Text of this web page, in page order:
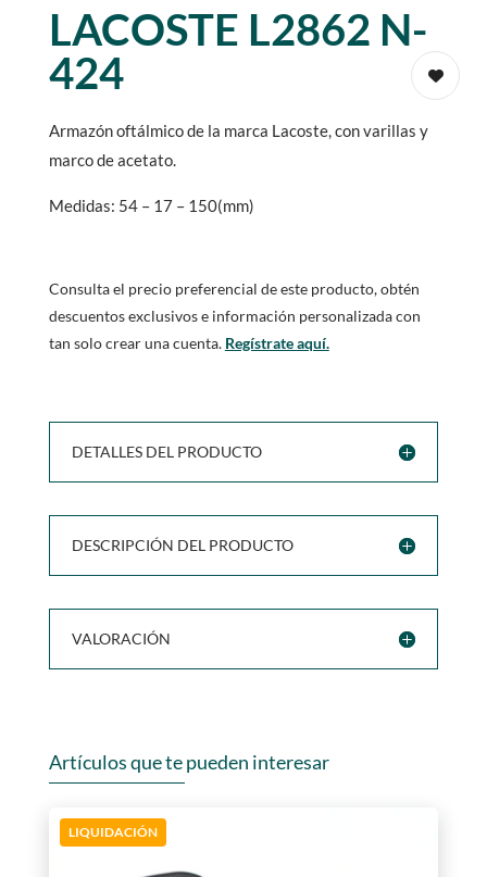
LACOSTE L2862 N-
424
Armazón oftálmico de la marca Lacoste, con varillas y
marco de acetato.
Medidas: 54 – 17 – 150(mm)
Consulta el precio preferencial de este producto, obtén
descuentos exclusivos e información personalizada con
tan solo crear una cuenta. Regístrate aquí.
DETALLES DEL PRODUCTO
DESCRIPCIÓN DEL PRODUCTO
VALORACIÓN
Artículos que te pueden interesar
LIQUIDACIÓN